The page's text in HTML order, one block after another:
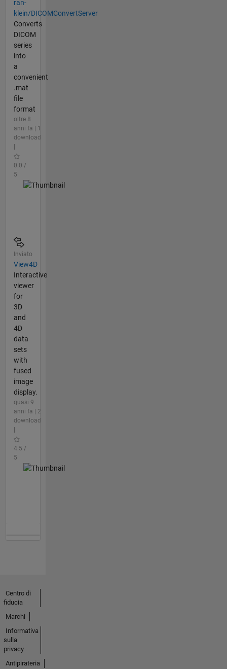
ran-
klein/DICOMConvertServer
Converts
DICOM
series
into
a
convenient
.mat
file
format
oltre 8
anni fa | 1
download
0.0 /
5
Inviato
View4D
Interactive
viewer
for
3D
and
4D
data
sets
with
fused
image
display.
quasi 9
anni fa | 2
download
4.5 /
5
Centro di
fiducia
Marchi
Informativa
sulla
privacy
Antipirateria